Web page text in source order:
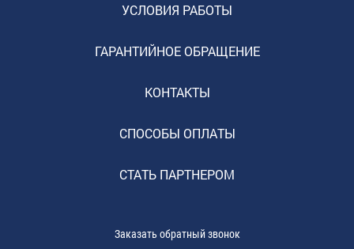
УСЛОВИЯ РАБОТЫ
ГАРАНТИЙНОЕ ОБРАЩЕНИЕ
КОНТАКТЫ
СПОСОБЫ ОПЛАТЫ
СТАТЬ ПАРТНЕРОМ
Заказать обратный звонок